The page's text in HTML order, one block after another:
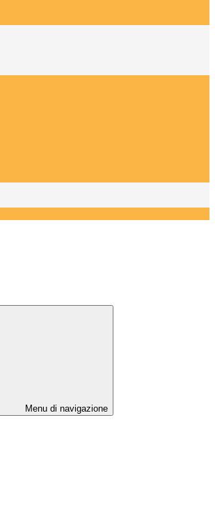
Menu di navigazione